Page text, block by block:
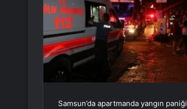
Samsun’da apartmanda yangın paniği